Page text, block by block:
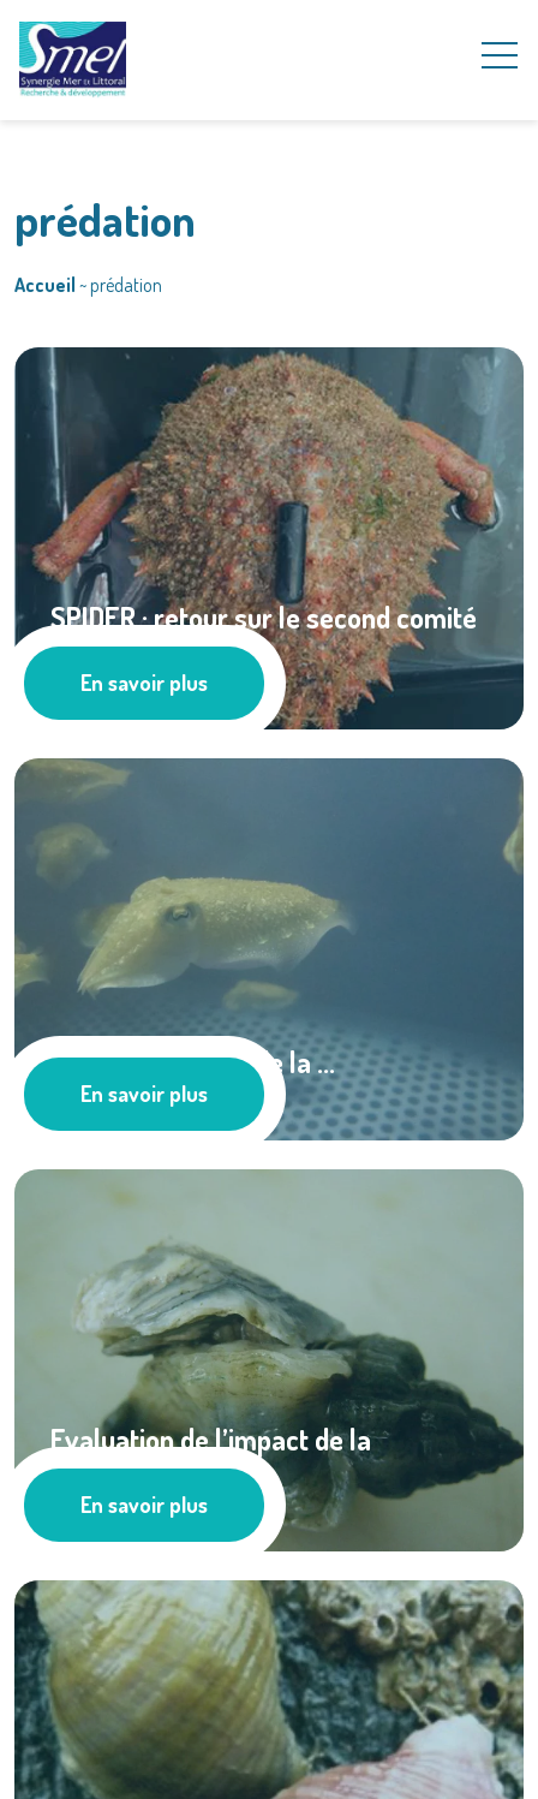
prédation
Accueil ~prédation
SPIDER : retour sur le second comité
de ...
À la une
En savoir plus
Écologie visuelle de la ...
Les actus
En savoir plus
Evaluation de l’impact de la
prédation des ...
Ressources documentaires
En savoir plus